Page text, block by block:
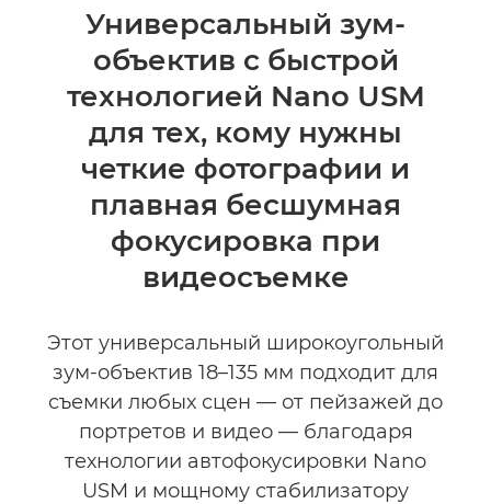
Общая информация
Технические характеристики
Универсальный зум-
объектив с быстрой
технологией Nano USM
для тех, кому нужны
четкие фотографии и
плавная бесшумная
фокусировка при
видеосъемке
Этот универсальный широкоугольный
зум-объектив 18–135 мм подходит для
съемки любых сцен –– от пейзажей до
портретов и видео –– благодаря
технологии автофокусировки Nano
USM и мощному стабилизатору